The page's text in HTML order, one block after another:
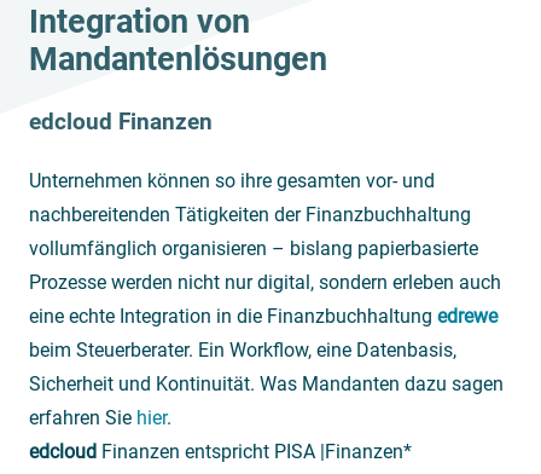
Integration von
Mandantenlösungen
edcloud Finanzen
Unternehmen können so ihre gesamten vor- und
nachbereitenden Tätigkeiten der Finanzbuchhaltung
vollumfänglich organisieren – bislang papierbasierte
Prozesse werden nicht nur digital, sondern erleben auch
eine echte Integration in die Finanzbuchhaltung edrewe
beim Steuerberater. Ein Workflow, eine Datenbasis,
Sicherheit und Kontinuität. Was Mandanten dazu sagen
erfahren Sie hier.
edcloud Finanzen entspricht PISA |Finanzen*